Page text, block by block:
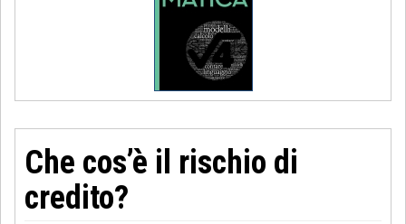
Che cos’è il rischio di
credito?